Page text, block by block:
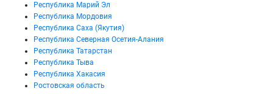
Республика Марий Эл
Республика Мордовия
Республика Саха (Якутия)
Республика Северная Осетия-Алания
Республика Татарстан
Республика Тыва
Республика Хакасия
Ростовская область